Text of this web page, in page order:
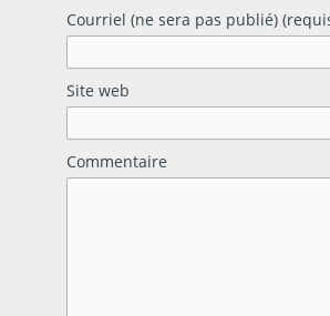
Courriel (ne sera pas publié)
Site web
Commentaire